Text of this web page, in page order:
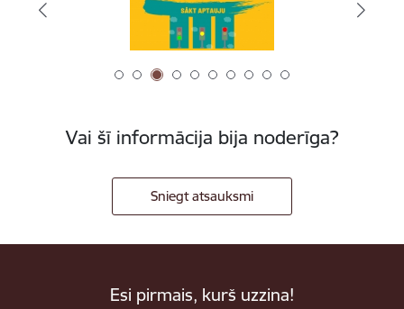
Vai šī informācija bija noderīga?
Sniegt atsauksmi
Esi pirmais, kurš uzzina!